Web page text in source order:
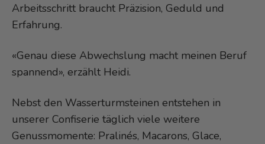
Arbeitsschritt braucht Präzision, Geduld und
Erfahrung.
«Genau diese Abwechslung macht meinen Beruf
spannend», erzählt Heidi.
Nebst den Wasserturmsteinen entstehen in
unserer Confiserie täglich viele weitere
Genussmomente: Pralinés, Macarons, Glace,